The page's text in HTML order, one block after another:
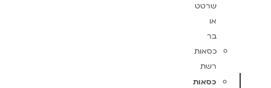
שרטט
או
בר
כסאות
רשת
כסאות